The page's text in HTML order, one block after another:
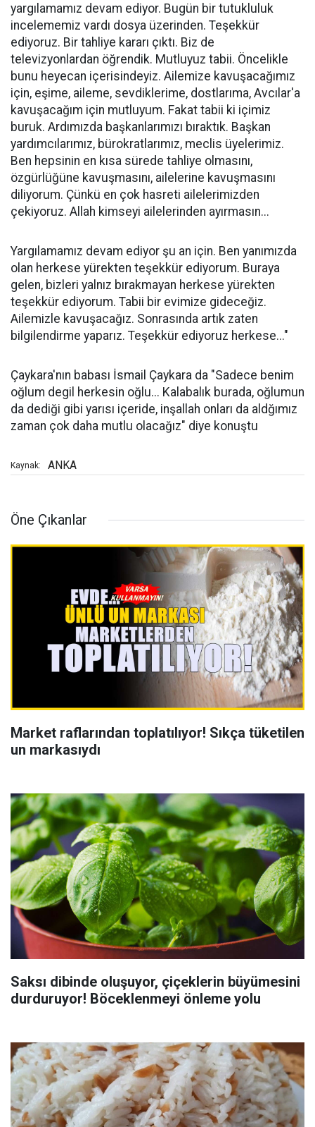
yargılamamız devam ediyor. Bugün bir tutukluluk
incelememiz vardı dosya üzerinden. Teşekkür
ediyoruz. Bir tahliye kararı çıktı. Biz de
televizyonlardan öğrendik. Mutluyuz tabii. Öncelikle
bunu heyecan içerisindeyiz. Ailemize kavuşacağımız
için, eşime, aileme, sevdiklerime, dostlarıma, Avcılar'a
kavuşacağım için mutluyum. Fakat tabii ki içimiz
buruk. Ardımızda başkanlarımızı bıraktık. Başkan
yardımcılarımız, bürokratlarımız, meclis üyelerimiz.
Ben hepsinin en kısa sürede tahliye olmasını,
özgürlüğüne kavuşmasını, ailelerine kavuşmasını
diliyorum. Çünkü en çok hasreti ailelerimizden
çekiyoruz. Allah kimseyi ailelerinden ayırmasın...
Yargılamamız devam ediyor şu an için. Ben yanımızda
olan herkese yürekten teşekkür ediyorum. Buraya
gelen, bizleri yalnız bırakmayan herkese yürekten
teşekkür ediyorum. Tabii bir evimize gideceğiz.
Ailemizle kavuşacağız. Sonrasında artık zaten
bilgilendirme yaparız. Teşekkür ediyoruz herkese..."
Çaykara'nın babası İsmail Çaykara da "Sadece benim
oğlum degil herkesin oğlu... Kalabalık burada, oğlumun
da dediği gibi yarısı içeride, inşallah onları da aldğımız
zaman çok daha mutlu olacağız" diye konuştu
Kaynak: ANKA
Öne Çıkanlar
Market raflarından toplatılıyor! Sıkça tüketilen
un markasıydı
Saksı dibinde oluşuyor, çiçeklerin büyümesini
durduruyor! Böceklenmeyi önleme yolu